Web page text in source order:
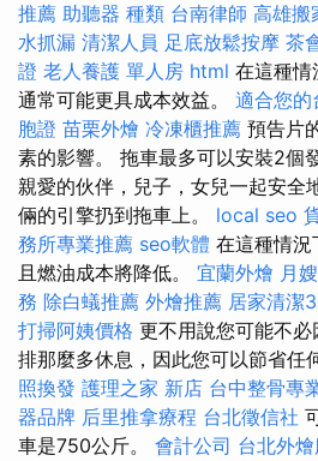
推薦 助聽器 種類 台南律師 高雄搬
水抓漏 清潔人員 足底放鬆按摩 茶
證 老人養護 單人房 html 在這種情
通常可能更具成本效益。 適合您的
胞證 苗栗外燴 冷凍櫃推薦 預告片
素的影響。 拖車最多可以安裝2個
親愛的伙伴，兒子，女兒一起安全
倆的引擎扔到拖車上。 local seo
務所專業推薦 seo軟體 在這種情況
且燃油成本將降低。 宜蘭外燴 月
務 除白蟻推薦 外燴推薦 居家清潔
打掃阿姨價格 更不用說您可能不
排那麼多休息，因此您可以節省任
照換發 護理之家 新店 台中整骨專
器品牌 后里推拿療程 台北徵信社
車是750公斤。 會計公司 台北外